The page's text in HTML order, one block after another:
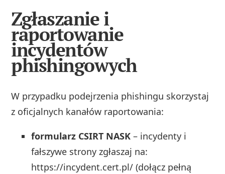
Zgłaszanie i
raportowanie
incydentów
phishingowych
W przypadku podejrzenia phishingu skorzystaj
z oficjalnych kanałów raportowania:
formularz CSIRT NASK – incydenty i
fałszywe strony zgłaszaj na:
https://incydent.cert.pl/ (dołącz pełną